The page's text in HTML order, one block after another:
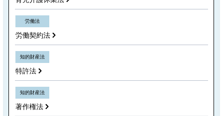
労働法
労働契約法
知的財産法
特許法
知的財産法
著作権法